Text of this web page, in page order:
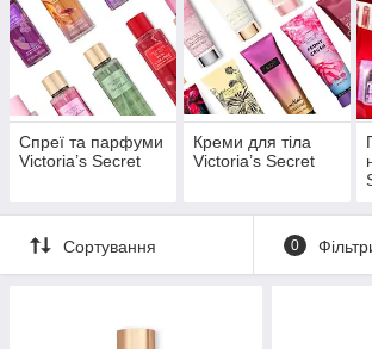
багатогранними ароматами
Креми та лосьйони для тіла—
зволоження + улюблений аромат
Подарункові набори— ідеальний
або близької людини
Лімітовані серії та хіти з США
— це не
Спреї та парфуми
Victoria’s Secret
Креми для тіла
Victoria’s Secret
Сортування 0